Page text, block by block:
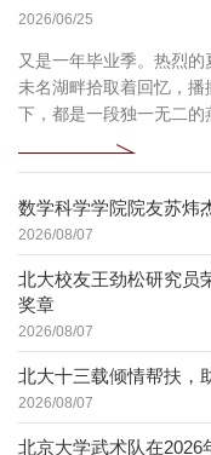
2026/06/25
又是一年毕业季。热烈
未名湖畔拾取着回忆，
下，都是一段独一无二的
数学科学学院院友苏炜
2026/08/07
北大校友王劲松研究员
奖章
2026/08/07
北大十三载倾情帮扶，
2026/08/07
北京大学武术队在2026